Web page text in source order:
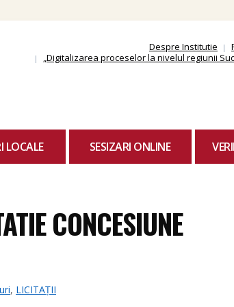
Despre Institutie
„Digitalizarea proceselor la nivelul regiunii
LOCALE SESIZARI ONLINE
CONCESIUNE
, LICITAȚII